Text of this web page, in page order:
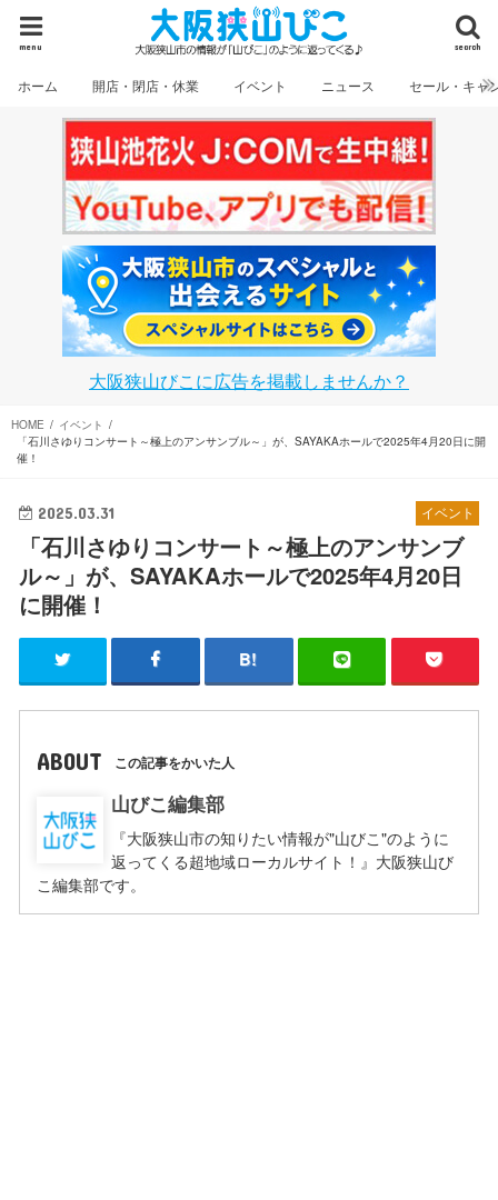
search
menu
ホーム 開店・閉店・休業 イベント ニュース セール・キャ
大阪狭山びこに広告を掲載しませんか？
HOME
イベント
「石川さゆりコンサート～極上のアンサンブル～」が、SAYAKAホールで2025年4月20日に開
催！
イベント
2025.03.31
「石川さゆりコンサート～極上のアンサンブ
ル～」が、SAYAKAホールで2025年4月20日
に開催！
ABOUT この記事をかいた人
山びこ編集部
『大阪狭山市の知りたい情報が"山びこ"のように
返ってくる超地域ローカルサイト！』大阪狭山び
こ編集部です。